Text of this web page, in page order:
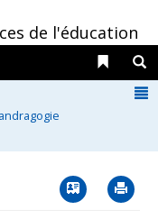
de l'éducation
Liens
Vcard